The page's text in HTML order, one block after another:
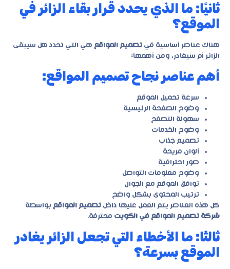
ثانيًا: ما الذي يحدد قرار بقاء الزائر في
الموقع؟
هناك عناصر أساسية في تصميم المواقع هي التي تحدد هل سيبقى
الزائر أم سيغادر، ومن أهمها:
أهم عناصر نجاح تصميم المواقع:
سرعة تحميل الموقع
وضوح الصفحة الرئيسية
سهولة التصفح
وضوح الخدمات
تصميم جذاب
ألوان مريحة
صور احترافية
وضوح معلومات التواصل
توافق الموقع مع الجوال
ترتيب المحتوى بشكل واضح
كل هذه العناصر يتم العمل عليها داخل تصميم المواقع بواسطة
شركة تصميم المواقع في الكويت محترفة.
ثالثًا: ما الأخطاء التي تجعل الزائر يغادر
الموقع بسرعة؟